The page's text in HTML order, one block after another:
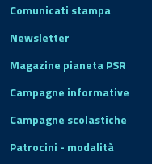
Comunicati stampa
Newsletter
Magazine pianeta PSR
Campagne informative
Campagne scolastiche
Patrocini - modalità